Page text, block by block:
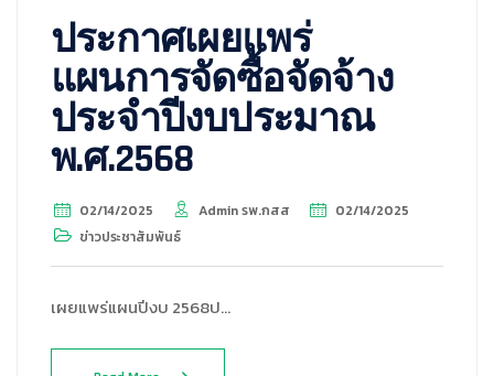
ประกาศเผยแพร่
แผนการจัดซื้อจัดจ้าง
ประจำปีงบประมาณ
พ.ศ.2568
02/14/2025 Admin รพ.กสส
02/14/2025
ข่าวประชาสัมพันธ์
เผยแพร่แผนปีงบ 2568ป…